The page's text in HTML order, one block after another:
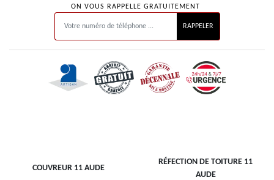
ON VOUS RAPPELLE GRATUITEMENT
COUVREUR 11 AUDE
RÉFECTION DE TOITURE 11
AUDE